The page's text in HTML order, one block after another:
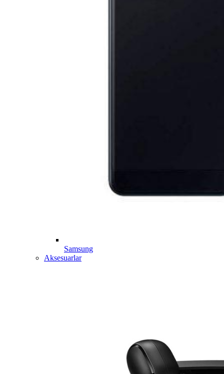
Samsung
Aksesuarlar